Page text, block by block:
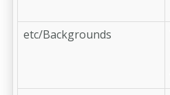
etc/Backgrounds